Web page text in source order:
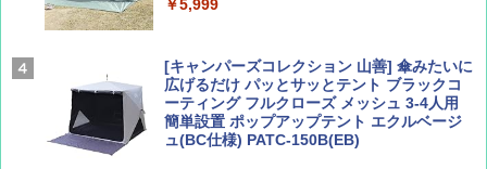
AIRLINE（エアライン）2026年9月号【特
集】ボーイング110周年を祝して！
ァキア 2026～2027 地球の歩き方A ヨーロッ
￥2,277
新しい日本地理 地図・統計・移動から読み
解く (講談社現代新書)
￥5,999
[キャンパーズコレクション 山善] 傘みたいに
広げるだけ パッとサッとテント ブラックコ
ーティング フルクローズ メッシュ 3-4人用
簡単設置 ポップアップテント エクルベージ
ュ(BC仕様) PATC-150B(EB)